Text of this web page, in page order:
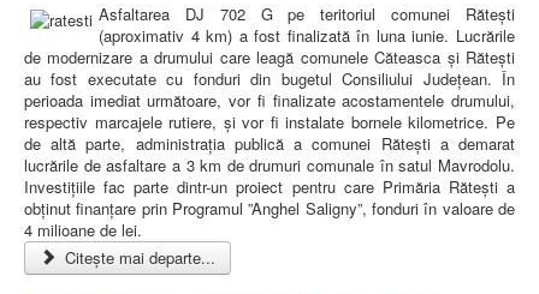
Asfaltarea DJ 702 G pe teritoriul comunei Rătești
(aproximativ 4 km) a fost finalizată în luna iunie. Lucrările
de modernizare a drumului care leagă comunele Căteasca și Rătești
au fost executate cu fonduri din bugetul Consiliului Județean. În
perioada imediat următoare, vor fi finalizate acostamentele drumului,
respectiv marcajele rutiere, și vor fi instalate bornele kilometrice. Pe
de altă parte, administrația publică a comunei Rătești a demarat
lucrările de asfaltare a 3 km de drumuri comunale în satul Mavrodolu.
Investițiile fac parte dintr-un proiect pentru care Primăria Rătești a
obținut finanțare prin Programul ”Anghel Saligny”, fonduri în valoare de
4 milioane de lei.
Citește mai departe...